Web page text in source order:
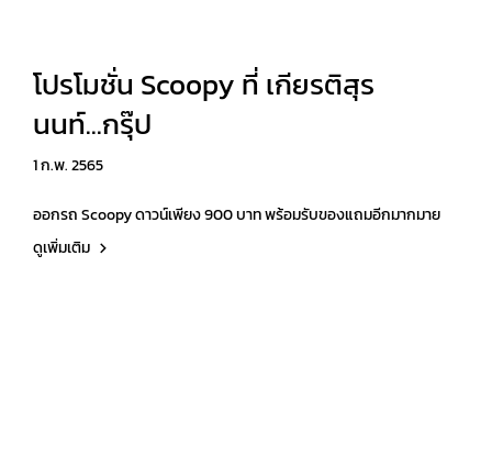
โปรโมชั่น Scoopy ที่ เกียรติสุร
นนท์...กรุ๊ป
1 ก.พ. 2565
ออกรถ Scoopy ดาวน์เพียง 900 บาท พร้อมรับของแถมอีกมากมาย
ดูเพิ่มเติม